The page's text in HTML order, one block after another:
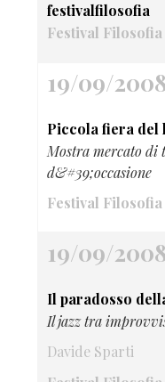
festivalfilosofia
Festival Filosofia
19/09/
Piccola fiera
Mostra mercato
d&#39;occasione
Festival Filosofia
19/09/
Il paradosso
Il jazz tra
Davide Sparti